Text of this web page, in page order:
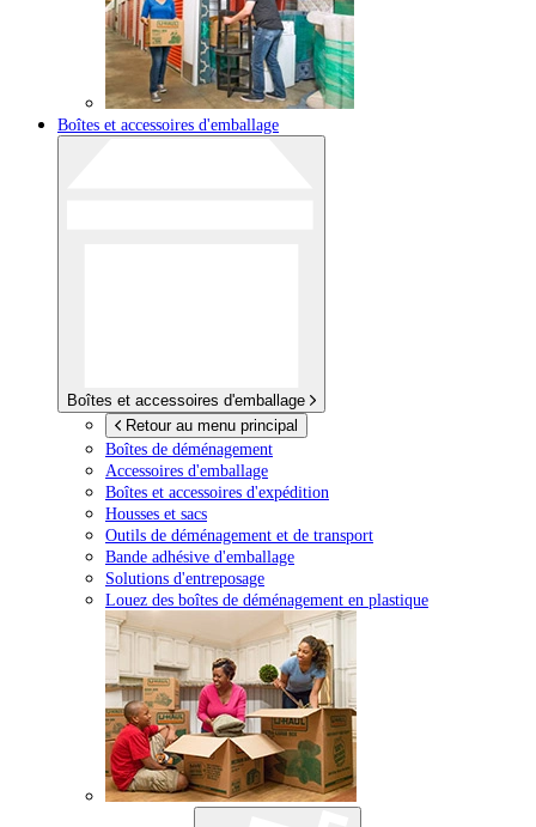
Boîtes et accessoires d'emballage
Boîtes et accessoires d'emballage
Retour au menu principal
Boîtes de déménagement
Accessoires d'emballage
Boîtes et accessoires d'expédition
Housses et sacs
Outils de déménagement et de transport
Bande adhésive d'emballage
Solutions d'entreposage
Louez des boîtes de déménagement en plastique